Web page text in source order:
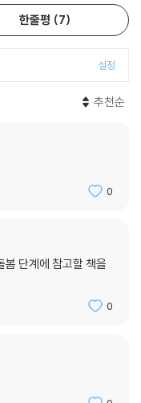
어 일률적인 치료는 없다.
례별로 세심하게 파악한 다
으로 나뉜다.
술 외에는 효과적인 치료
있다.
단계의 연구가 이루어져
야는 이 시대 가장 핫한
든 환자에게 병기에 따라
에는 환자 개개인이 가지
출력 등)을 종합하여 이
제외하거나 낮은 용량으
한 환자군을 바탕으로 유
한 준비 및 연구에 박차를
발이 이루어져야 하지만,
보와 출처가 불분명한 허
해도 모자란 환자와 그 가
르렀다.
을 모았다. 이들은 전국
하는 병원의 교수진으로
집필한 서적인 만큼 필수
.
저자들이 경험한 완전관해
있다. 단순히 설명만 하
사진 및 일러스트를 덧붙
고자 하는 이들에게 좋은
한줄평 7
설정
추천순
0
봄 단계에 참고할 책을
0